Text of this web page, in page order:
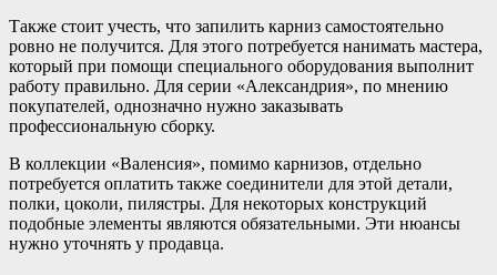
Также стоит учесть, что запилить карниз самостоятельно
ровно не получится. Для этого потребуется нанимать мастера,
который при помощи специального оборудования выполнит
работу правильно. Для серии «Александрия», по мнению
покупателей, однозначно нужно заказывать
профессиональную сборку.
В коллекции «Валенсия», помимо карнизов, отдельно
потребуется оплатить также соединители для этой детали,
полки, цоколи, пилястры. Для некоторых конструкций
подобные элементы являются обязательными. Эти нюансы
нужно уточнять у продавца.